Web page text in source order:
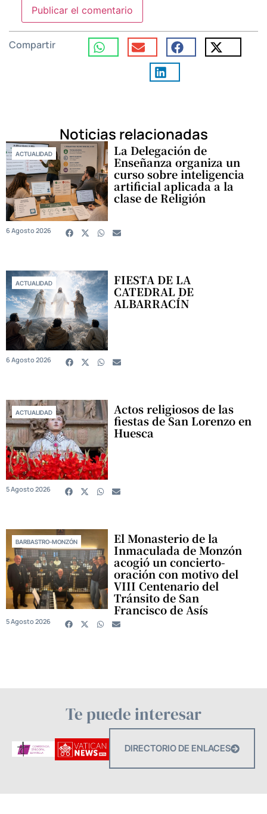
Compartir
Noticias relacionadas
ACTUALIDAD La Delegación de
Enseñanza organiza un
curso sobre inteligencia
artificial aplicada a la
clase de Religión
6 Agosto 2026
ACTUALIDAD FIESTA DE LA
CATEDRAL DE
ALBARRACÍN
6 Agosto 2026
ACTUALIDAD Actos religiosos de las
fiestas de San Lorenzo en
Huesca
5 Agosto 2026
BARBASTRO-MONZÓN El Monasterio de la
Inmaculada de Monzón
acogió un concierto-
oración con motivo del
VIII Centenario del
Tránsito de San
Francisco de Asís
5 Agosto 2026
Te puede interesar
DIRECTORIO DE ENLACES